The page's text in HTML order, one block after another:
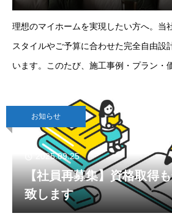
理想のマイホームを実現したい方へ。当
スタイルやご予算に合わせた完全自由設
います。このたび、施工事例・プラン・
た。指宿市・鹿児島市喜入町での家づく
お知らせ
2025.09.25
【社員再募集】資格取得
致します